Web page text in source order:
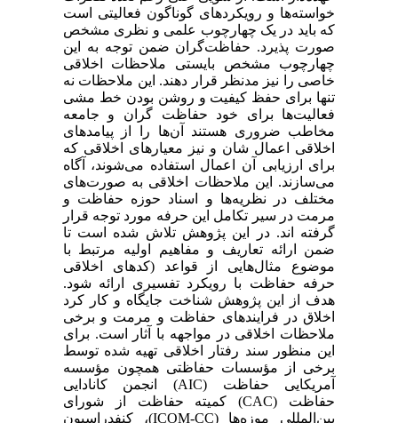
خواسته‌ها و رویکردهای گوناگون فعالیتی است
که باید در یک چهارچوب علمی و نظری مشخص
صورت پذیرد. حفاظت‌گران ضمن توجه به این
چهارچوب مشخص بایستی ملاحظات اخلاقی
خاصی را نیز مدنظر قرار دهند. این ملاحظات نه
تنها برای حفظ کیفیت و روشن بودن خط مشی
فعالیت‌ها برای خود حفاظت گران و جامعه
مخاطب ضروری هستند آن‌ها را از پیامدهای
اخلاقی اعمال شان و نیز معیارهای اخلاقی که
برای ارزیابی آن اعمال استفاده می‌شوند، آگاه
می‌سازند. این ملاحظات اخلاقی به صورت‌های
مختلف در نظریه‌ها و اسناد حوزه حفاظت و
مرمت در سیر تکامل این حرفه مورد توجه قرار
گرفته اند. در این پژوهش تلاش شده است تا
ضمن ارائه تعاریف و مفاهیم اولیه مرتبط با
موضوع مثال‌هایی از قواعد (کدهای اخلاقی
حرفه حفاظت با رویکرد تفسیری ارائه شود.
هدف از این پژوهش شناخت جایگاه و کار کرد
اخلاق در فرایندهای حفاظت و مرمت و برخی
ملاحظات اخلاقی در مواجهه با آثار است. برای
این منظور سند رفتار اخلاقی تهیه شده توسط
برخی از مؤسسات حفاظتی همچون مؤسسه
آمریکایی حفاظت (AIC) انجمن کانادایی
حفاظت (CAC) کمیته حفاظت از شورای
بین‌المللی موزه‌ها (ICOM-CC)، کنفدراسیون